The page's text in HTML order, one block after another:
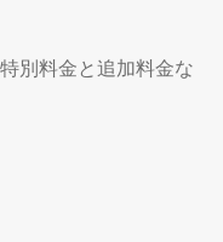
別料金と追加料金な